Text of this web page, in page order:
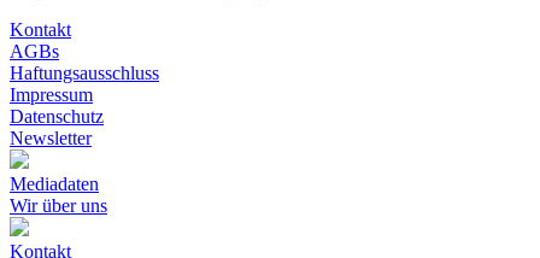
Kontakt
AGBs
Haftungsausschluss
Impressum
Datenschutz
Newsletter
Mediadaten
Wir über uns
Kontakt